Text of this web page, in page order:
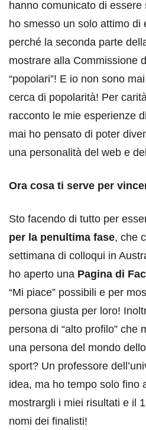
hanno comunicato di
ho smesso un solo attimo di
perché la seconda parte
mostrare alla Commissione
“popolari”! E io non sono
cerca di popolarità! Per
racconto le mie esperienze
mai ho pensato di poter
una personalità del web e
Ora cosa ti serve per
Sto facendo di tutto per
per la penultima fase, che
settimana di colloqui in
ho aperto una Pagina di
“Mi piace” possibili e per
persona giusta per loro!
persona di “alto profilo” che
una persona del mondo
sport? Un professore
idea, ma ho tempo solo fino
mostrargli i miei risultati e il
nomi dei finalisti!